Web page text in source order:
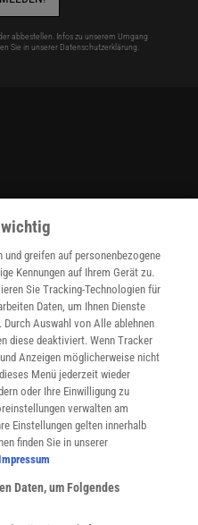
abbestellen. Infos zu unserem Umgang
Sie in unserer Datenschutzerklärung.
und greifen auf personenbezogene
Kennungen auf Ihrem Gerät zu.
Sie Tracking-Technologien für
Daten, um Ihnen Dienste
Auswahl von Alle ablehnen
diese deaktiviert. Wenn Tracker
Anzeigen möglicherweise nicht
Menü jederzeit wieder
oder Ihre Einwilligung zu
verwalten am
Einstellungen gelten innerhalb
finden Sie in unserer
Daten, um Folgendes